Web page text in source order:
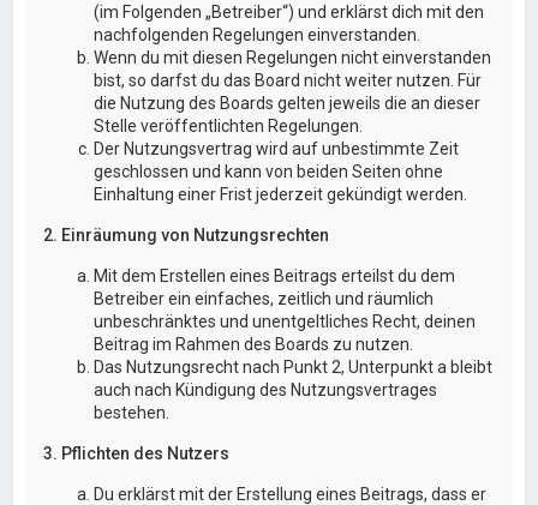
(im Folgenden „Betreiber“) und erklärst dich mit den
nachfolgenden Regelungen einverstanden.
Wenn du mit diesen Regelungen nicht einverstanden
bist, so darfst du das Board nicht weiter nutzen. Für
die Nutzung des Boards gelten jeweils die an dieser
Stelle veröffentlichten Regelungen.
Der Nutzungsvertrag wird auf unbestimmte Zeit
geschlossen und kann von beiden Seiten ohne
Einhaltung einer Frist jederzeit gekündigt werden.
2. Einräumung von Nutzungsrechten
Mit dem Erstellen eines Beitrags erteilst du dem
Betreiber ein einfaches, zeitlich und räumlich
unbeschränktes und unentgeltliches Recht, deinen
Beitrag im Rahmen des Boards zu nutzen.
Das Nutzungsrecht nach Punkt 2, Unterpunkt a bleibt
auch nach Kündigung des Nutzungsvertrages
bestehen.
3. Pflichten des Nutzers
Du erklärst mit der Erstellung eines Beitrags, dass er